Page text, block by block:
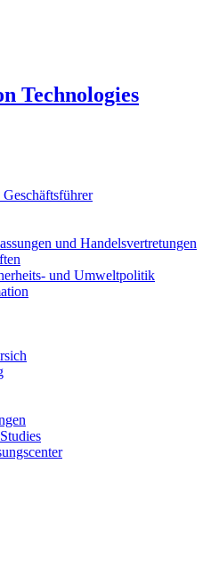
und Handelsvertretungen
und Umweltpolitik